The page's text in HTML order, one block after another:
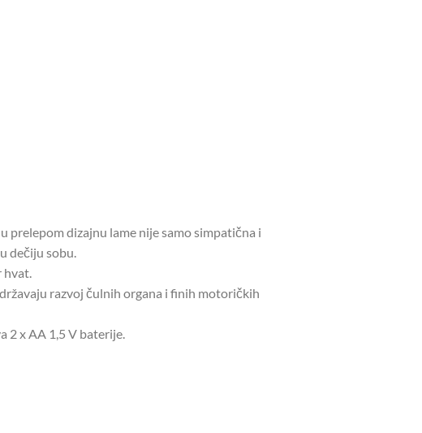
prelepom dizajnu lame nije samo simpatična i
dečiju sobu.
hvat.
razvoj čulnih organa i finih motoričkih
2 x AA 1,5 V baterije.